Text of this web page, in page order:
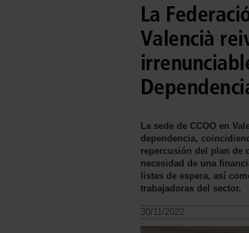
La
Valencià
La sede de CCOO en
dependencia,
repercusión del plan de
necesidad de una
listas de espera, así
trabajadoras del sector.
30/11/2022.